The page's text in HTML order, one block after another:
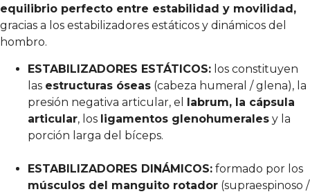
equilibrio perfecto entre estabilidad y movilidad,
gracias a los estabilizadores estáticos y dinámicos del
hombro.
ESTABILIZADORES ESTÁTICOS: los constituyen
las estructuras óseas (cabeza humeral / glena), la
presión negativa articular, el labrum, la cápsula
articular, los ligamentos glenohumerales y la
porción larga del bíceps.
ESTABILIZADORES DINÁMICOS: formado por los
músculos del manguito rotador (supraespinoso /